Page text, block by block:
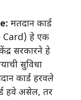
मतदान कार्ड
Card) हे एक
सरकारने हे
सुविधा
कार्ड हरवले
हवे असेल, तर